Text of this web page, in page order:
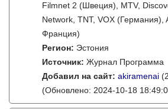
Filmnet 2 (Швеция), MTV,
Network, TNT, VOX (Германия),
Франция)
Регион: Эстония
Источник: Журнал Программа
Добавил на сайт: akiramenai
(Обновлено: 2024-10-18